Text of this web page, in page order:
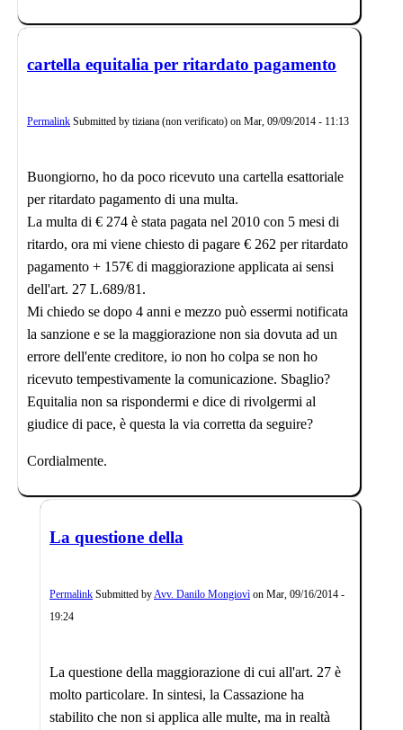
cartella equitalia per ritardato pagamento
Permalink Submitted by tiziana (non verificato) on Mar, 09/09/2014 - 11:13
Buongiorno, ho da poco ricevuto una cartella esattoriale
per ritardato pagamento di una multa.
La multa di € 274 è stata pagata nel 2010 con 5 mesi di
ritardo, ora mi viene chiesto di pagare € 262 per ritardato
pagamento + 157€ di maggiorazione applicata ai sensi
dell'art. 27 L.689/81.
Mi chiedo se dopo 4 anni e mezzo può essermi notificata
la sanzione e se la maggiorazione non sia dovuta ad un
errore dell'ente creditore, io non ho colpa se non ho
ricevuto tempestivamente la comunicazione. Sbaglio?
Equitalia non sa rispondermi e dice di rivolgermi al
giudice di pace, è questa la via corretta da seguire?
Cordialmente.
La questione della
Permalink Submitted by Avv. Danilo Mongiovì on Mar, 09/16/2014 -
19:24
La questione della maggiorazione di cui all'art. 27 è
molto particolare. In sintesi, la Cassazione ha
stabilito che non si applica alle multe, ma in realtà